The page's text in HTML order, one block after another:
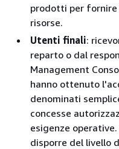
prodotti per fornire
risorse.
Utenti finali:
reparto o dal
Management
hanno ottenuto
denominati
concesse
esigenze
disporre del livello